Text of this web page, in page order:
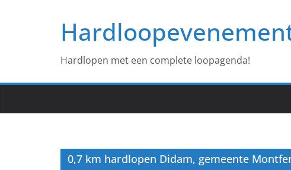
Hardlopen met een complete loopagenda!
0,7 km hardlopen Didam, gemeente